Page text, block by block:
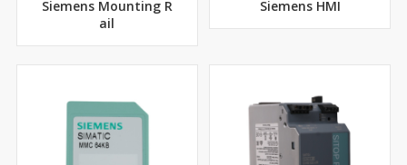
Siemens Mounting R
ail
Siemens HMI